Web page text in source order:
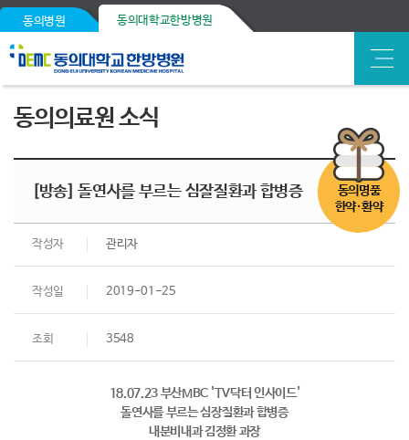
동의병원 동의대학교한방병원
동의명품
한약·환약
동의의료원 소식
[방송] 돌연사를 부르는 심잘질환과 합병증
작성자 관리자
작성일 2019-01-25
조회 3548
18.07.23 부산MBC 'TV닥터 인사이드'
돌연사를 부르는 심장질환과 합병증
내분비내과 김정환 과장